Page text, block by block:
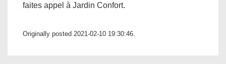
faites appel à Jardin Confort.
Originally posted 2021-02-10 19:30:46.